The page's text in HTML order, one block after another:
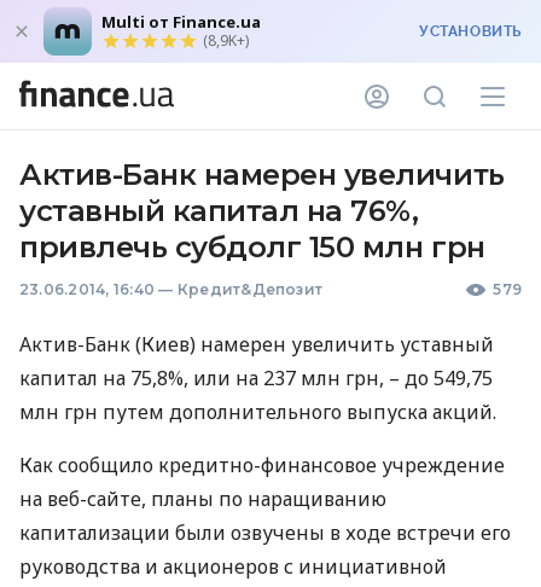
Multi от Finance.ua
(8,9K+) УСТАНОВИТЬ
Актив-Банк намерен увеличить
уставный капитал на 76%,
привлечь субдолг 150 млн грн
23.06.2014, 16:40 — Кредит&Депозит 579
Актив-Банк (Киев) намерен увеличить уставный
капитал на 75,8%, или на 237 млн грн, – до 549,75
млн грн путем дополнительного выпуска акций.
Как сообщило кредитно-финансовое учреждение
на веб-сайте, планы по наращиванию
капитализации были озвучены в ходе встречи его
руководства и акционеров с инициативной